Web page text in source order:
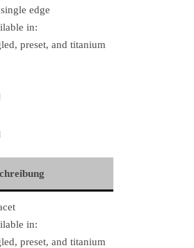
edge
in:
preset, and titanium
in:
preset, and titanium